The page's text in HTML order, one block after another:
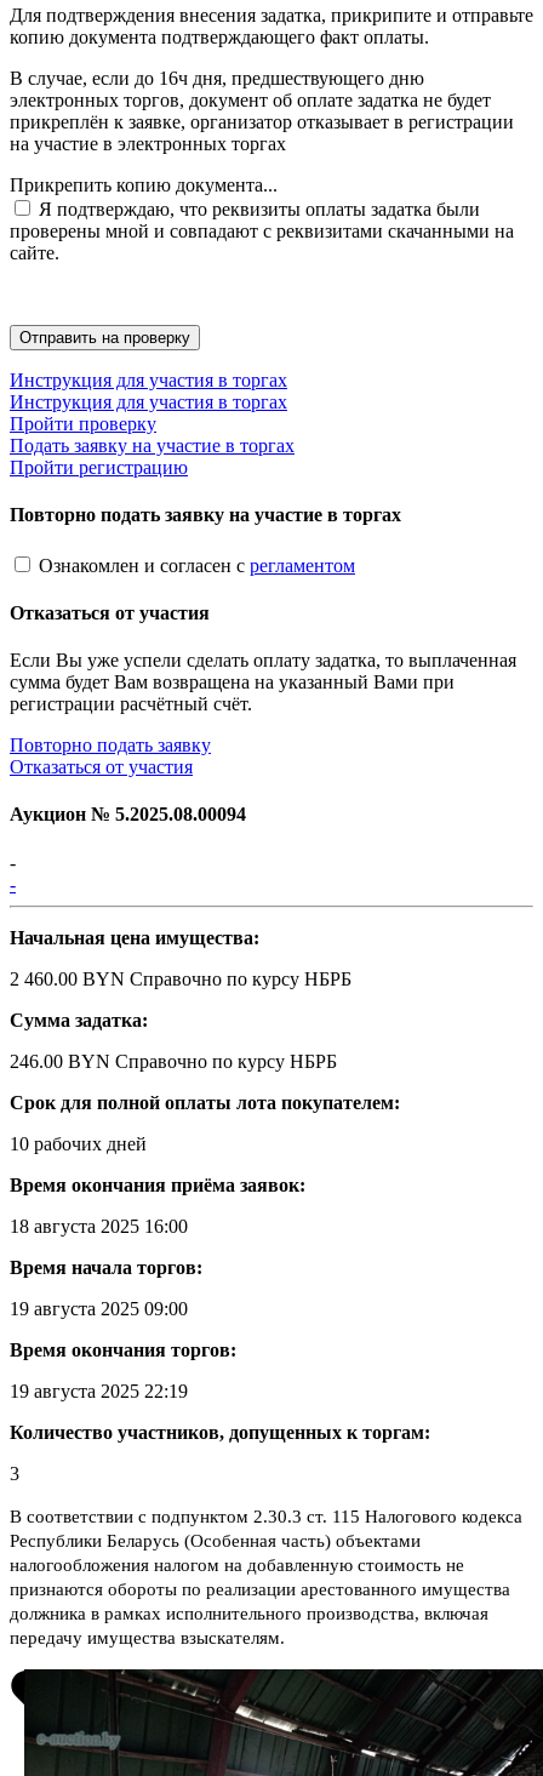
Для подтверждения внесения задатка, прикрипите и отправьте
копию документа подтверждающего факт оплаты.
В случае, если до 16ч дня, предшествующего дню
электронных торгов, документ об оплате задатка не будет
прикреплён к заявке, организатор отказывает в регистрации
на участие в электронных торгах
Прикрепить копию документа...
Я подтверждаю, что реквизиты оплаты задатка были
проверены мной и совпадают с реквизитами скачанными на
сайте.
Инструкция для участия в торгах
Инструкция для участия в торгах
Пройти проверку
Подать заявку на участие в торгах
Пройти регистрацию
Повторно подать заявку на участие в торгах
Ознакомлен и согласен с регламентом
Отказаться от участия
Если Вы уже успели сделать оплату задатка, то выплаченная
сумма будет Вам возвращена на указанный Вами при
регистрации расчётный счёт.
Повторно подать заявку
Отказаться от участия
Аукцион № 5.2025.08.00094
-
-
Начальная цена имущества:
2 460.00 BYN Справочно по курсу НБРБ
Сумма задатка:
246.00 BYN Справочно по курсу НБРБ
Срок для полной оплаты лота покупателем:
10 рабочих дней
Время окончания приёма заявок:
18 августа 2025 16:00
Время начала торгов:
19 августа 2025 09:00
Время окончания торгов:
19 августа 2025 22:19
Количество участников, допущенных к торгам:
3
В соответствии с подпунктом 2.30.3 ст. 115 Налогового кодекса
Республики Беларусь (Особенная часть) объектами
налогообложения налогом на добавленную стоимость не
признаются обороты по реализации арестованного имущества
должника в рамках исполнительного производства, включая
передачу имущества взыскателям.